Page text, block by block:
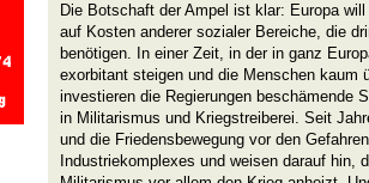
Die Botschaft der Ampel ist klar: Europa
auf Kosten anderer sozialer Bereiche, die
benötigen. In einer Zeit, in der in ganz
exorbitant steigen und die Menschen kaum
investieren die Regierungen beschämende
in Militarismus und Kriegstreiberei. Seit
und die Friedensbewegung vor den
Industriekomplexes und weisen darauf hin,